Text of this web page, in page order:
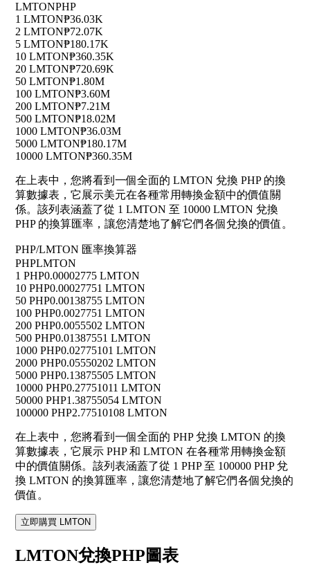
LMTONPHP
1 LMTON₱36.03K
2 LMTON₱72.07K
5 LMTON₱180.17K
10 LMTON₱360.35K
20 LMTON₱720.69K
50 LMTON₱1.80M
100 LMTON₱3.60M
200 LMTON₱7.21M
500 LMTON₱18.02M
1000 LMTON₱36.03M
5000 LMTON₱180.17M
10000 LMTON₱360.35M
在上表中，您將看到一個全面的 LMTON 兌換 PHP 的換
算數據表，它展示美元在各種常用轉換金額中的價值關
係。該列表涵蓋了從 1 LMTON 至 10000 LMTON 兌換
PHP 的換算匯率，讓您清楚地了解它們各個兌換的價值。
PHP/LMTON 匯率換算器
PHPLMTON
1 PHP0.00002775 LMTON
10 PHP0.00027751 LMTON
50 PHP0.00138755 LMTON
100 PHP0.0027751 LMTON
200 PHP0.0055502 LMTON
500 PHP0.01387551 LMTON
1000 PHP0.02775101 LMTON
2000 PHP0.05550202 LMTON
5000 PHP0.13875505 LMTON
10000 PHP0.27751011 LMTON
50000 PHP1.38755054 LMTON
100000 PHP2.77510108 LMTON
在上表中，您將看到一個全面的 PHP 兌換 LMTON 的換
算數據表，它展示 PHP 和 LMTON 在各種常用轉換金額
中的價值關係。該列表涵蓋了從 1 PHP 至 100000 PHP 兌
換 LMTON 的換算匯率，讓您清楚地了解它們各個兌換的
價值。
立即購買 LMTON
LMTON兌換PHP圖表